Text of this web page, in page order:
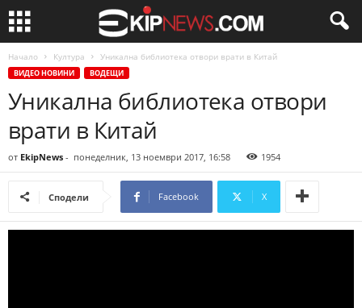
Начало Култура Уникална библиотека отвори врати в Китай
ВИДЕО НОВИНИ ВОДЕЩИ
Уникална библиотека отвори
врати в Китай
от EkipNews - понеделник, 13 ноември 2017, 16:58 1954
Сподели Facebook X